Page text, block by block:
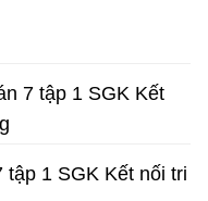
7 tập 1 SGK Kết
tập 1 SGK Kết nối tri